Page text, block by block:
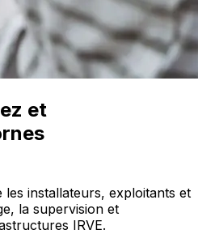
et
installateurs, exploitants et
la supervision et
IRVE.